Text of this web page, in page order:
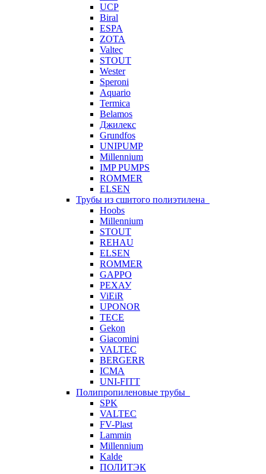
UCP
Biral
ESPA
ZOTA
Valtec
STOUT
Wester
Speroni
Aquario
Termica
Belamos
Джилекс
Grundfos
UNIPUMP
Millennium
IMP PUMPS
ROMMER
ELSEN
Трубы из сшитого полиэтилена
Hoobs
Millennium
STOUT
REHAU
ELSEN
ROMMER
GAPPO
РЕХАУ
ViEiR
UPONOR
TECE
Gekon
Giacomini
VALTEC
BERGERR
ICMA
UNI-FITT
Полипропиленовые трубы
SPK
VALTEC
FV-Plast
Lammin
Millennium
Kalde
ПОЛИТЭК